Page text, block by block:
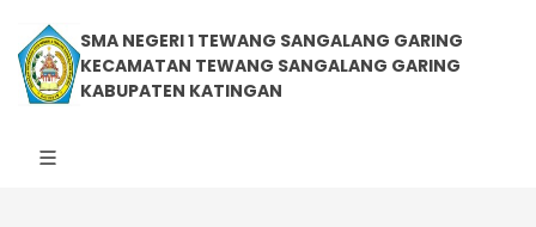
SMA NEGERI 1 TEWANG SANGALANG GARING
KECAMATAN TEWANG SANGALANG GARING
KABUPATEN KATINGAN